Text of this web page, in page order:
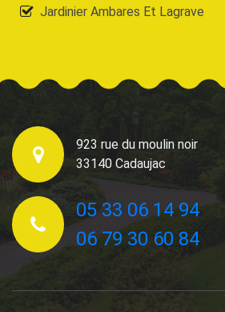
Jardinier Ambares Et Lagrave
923 rue du moulin noir
33140 Cadaujac
05 33 06 14 94
06 79 30 60 84